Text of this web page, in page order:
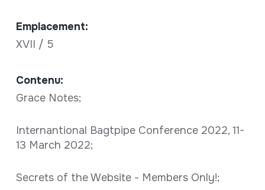
Emplacement:
XVII / 5
Contenu:
Grace Notes;
Internantional Bagtpipe Conference 2022, 11-
13 March 2022;
Secrets of the Website - Members Only!;